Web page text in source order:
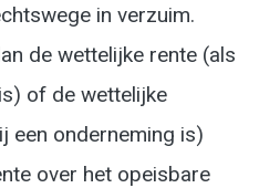
in verzuim.
de wettelijke rente (als
of de wettelijke
een onderneming is)
over het opeisbare